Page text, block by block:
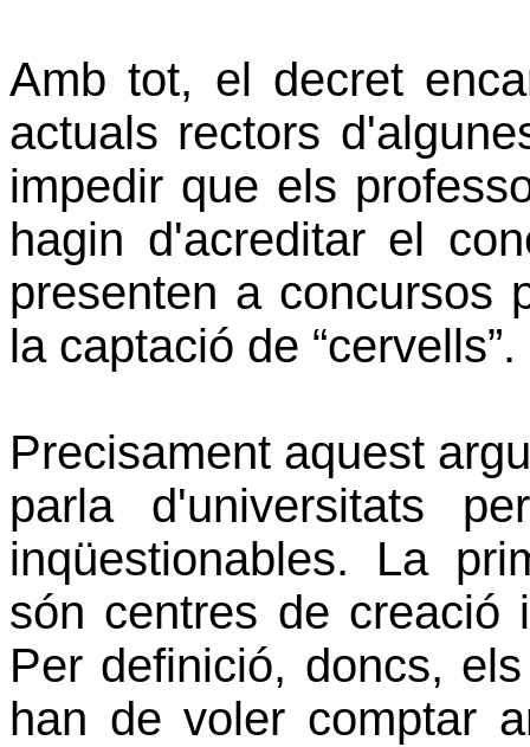
Amb tot, el decret
actuals rectors
impedir que els
hagin d'acreditar el
presenten a concursos
la captació de “cervells”.
Precisament aquest
parla d'universitats
inqüestionables. La
són centres de creació
Per definició, doncs,
han de voler comptar